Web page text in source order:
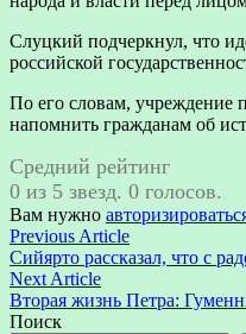
Слуцкий подчеркнул, что
российской
По его словам, учреждение
напомнить гражданам об
Средний рейтинг
0 из 5 звезд. 0 голосов.
Вам нужно
Навигация
по
записям
Previous ArticlePrevious
article:
Сийярто рассказал, что с
Next ArticleNext
article:
Вторая жизнь Петра:
Поиск